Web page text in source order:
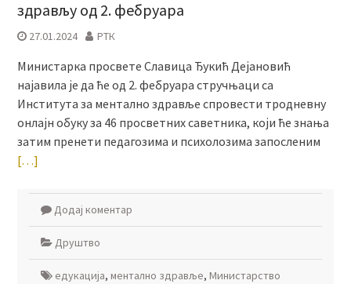
здрављу од 2. фебруара
27.01.2024 РТК
Министарка просвете Славица Ђукић Дејановић
најавила је да ће од 2. фебруара стручњаци са
Института за ментално здравље спровести тродневну
онлајн обуку за 46 просветних саветника, који ће знања
затим пренети педагозима и психолозима запосленим
[…]
Додај коментар
Друштво
едукација, ментално здравље, Министарство